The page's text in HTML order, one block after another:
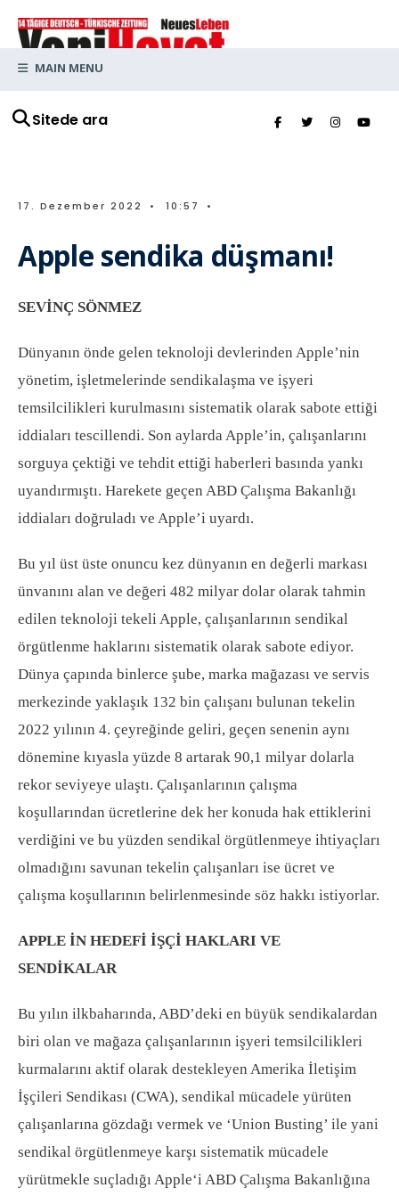
Sitede ara
MAIN MENU
17. Dezember 2022 • 10:57 •
Apple sendika düşmanı!
SEVİNÇ SÖNMEZ
Dünyanın önde gelen teknoloji devlerinden Apple’nin
yönetim, işletmelerinde sendikalaşma ve işyeri
temsilcilikleri kurulmasını sistematik olarak sabote ettiği
iddiaları tescillendi. Son aylarda Apple’in, çalışanlarını
sorguya çektiği ve tehdit ettiği haberleri basında yankı
uyandırmıştı. Harekete geçen ABD Çalışma Bakanlığı
iddiaları doğruladı ve Apple’i uyardı.
Bu yıl üst üste onuncu kez dünyanın en değerli markası
ünvanını alan ve değeri 482 milyar dolar olarak tahmin
edilen teknoloji tekeli Apple, çalışanlarının sendikal
örgütlenme haklarını sistematik olarak sabote ediyor.
Dünya çapında binlerce şube, marka mağazası ve servis
merkezinde yaklaşık 132 bin çalışanı bulunan tekelin
2022 yılının 4. çeyreğinde geliri, geçen senenin aynı
dönemine kıyasla yüzde 8 artarak 90,1 milyar dolarla
rekor seviyeye ulaştı. Çalışanlarının çalışma
koşullarından ücretlerine dek her konuda hak ettiklerini
verdiğini ve bu yüzden sendikal örgütlenmeye ihtiyaçları
olmadığını savunan tekelin çalışanları ise ücret ve
çalışma koşullarının belirlenmesinde söz hakkı istiyorlar.
APPLE İN HEDEFİ İŞÇİ HAKLARI VE
SENDİKALAR
Bu yılın ilkbaharında, ABD’deki en büyük sendikalardan
biri olan ve mağaza çalışanlarının işyeri temsilcilikleri
kurmalarını aktif olarak destekleyen Amerika İletişim
İşçileri Sendikası (CWA), sendikal mücadele yürüten
çalışanlarına gözdağı vermek ve ‘Union Busting’ ile yani
sendikal örgütlenmeye karşı sistematik mücadele
yürütmekle suçladığı Apple‘i ABD Çalışma Bakanlığına